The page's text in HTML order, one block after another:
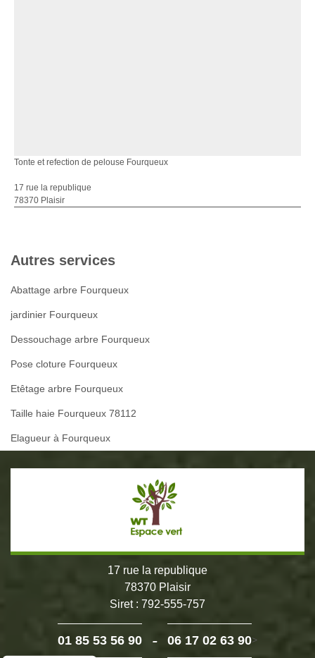
Tonte et refection de pelouse Fourqueux
17 rue la republique
78370 Plaisir
Autres services
Abattage arbre Fourqueux
jardinier Fourqueux
Dessouchage arbre Fourqueux
Pose cloture Fourqueux
Etêtage arbre Fourqueux
Taille haie Fourqueux 78112
Elagueur à Fourqueux
17 rue la republique
78370 Plaisir
Siret : 792-555-757
01 85 53 56 90 - 06 17 02 63 90>